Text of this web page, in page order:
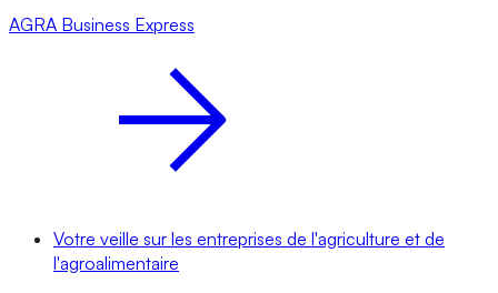
AGRA Business Express
Votre veille sur les entreprises de l'agriculture et de
l'agroalimentaire